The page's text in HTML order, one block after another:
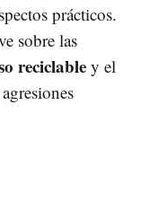
prácticos.
sobre las
reciclable y el